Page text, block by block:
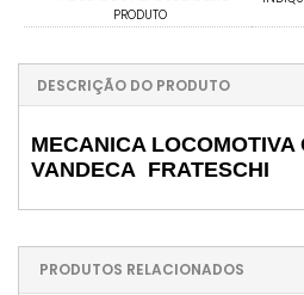
PRODUTO
DESCRIÇÃO DO PRODUTO
MECANICA LOCOMOTIVA
VANDECA FRATESCHI
PRODUTOS RELACIONADOS